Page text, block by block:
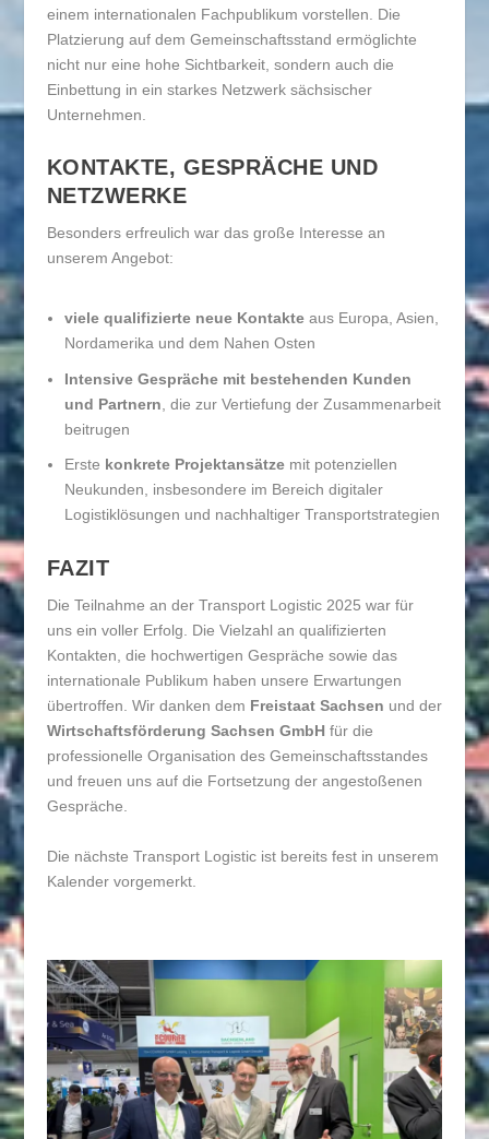
einem internationalen Fachpublikum vorstellen. Die
Platzierung auf dem Gemeinschaftsstand ermöglichte
nicht nur eine hohe Sichtbarkeit, sondern auch die
Einbettung in ein starkes Netzwerk sächsischer
Unternehmen.
KONTAKTE, GESPRÄCHE UND
NETZWERKE
Besonders erfreulich war das große Interesse an
unserem Angebot:
viele qualifizierte neue Kontakteaus Europa, Asien,
Nordamerika und dem Nahen Osten
Intensive Gespräche mit bestehenden Kunden
und Partnern , die zur Vertiefung der Zusammenarbeit
beitrugen
Erste konkrete Projektansätzemit potenziellen
Neukunden, insbesondere im Bereich digitaler
Logistiklösungen und nachhaltiger Transportstrategien
FAZIT
Die Teilnahme an der Transport Logistic 2025 war für
uns ein voller Erfolg. Die Vielzahl an qualifizierten
Kontakten, die hochwertigen Gespräche sowie das
internationale Publikum haben unsere Erwartungen
übertroffen. Wir danken dem Freistaat Sachsen und der
Wirtschaftsförderung Sachsen GmbH für die
professionelle Organisation des Gemeinschaftsstandes
und freuen uns auf die Fortsetzung der angestoßenen
Gespräche.
Die nächste Transport Logistic ist bereits fest in unserem
Kalender vorgemerkt.